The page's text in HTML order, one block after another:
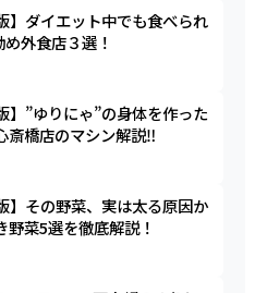
】ダイエット中でも食べられ
外食店３選！
】”ゆりにゃ”の身体を作った
斎橋店のマシン解説‼︎
】その野菜、実は太る原因か
野菜5選を徹底解説！